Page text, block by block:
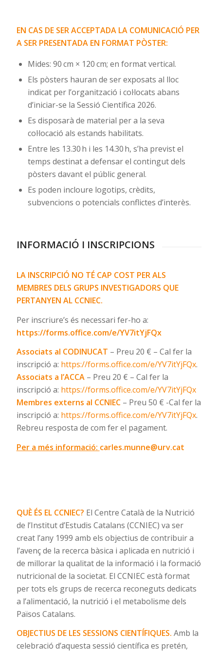
EN CAS DE SER ACCEPTADA LA COMUNICACIÓ PER
A SER PRESENTADA EN FORMAT PÒSTER:
Mides: 90 cm × 120 cm; en format vertical.
Els pòsters hauran de ser exposats al lloc
indicat per l’organització i col·locats abans
d’iniciar-se la Sessió Científica 2026.
Es disposarà de material per a la seva
col·locació als estands habilitats.
Entre les 13.30 h i les 14.30 h, s’ha previst el
temps destinat a defensar el contingut dels
pòsters davant el públic general.
Es poden incloure logotips, crèdits,
subvencions o potencials conflictes d’interès.
INFORMACIÓ I INSCRIPCIONS
LA INSCRIPCIÓ NO TÉ CAP COST PER ALS
MEMBRES DELS GRUPS INVESTIGADORS QUE
PERTANYEN AL CCNIEC.
Per inscriure’s és necessari fer-ho a:
https://forms.office.com/e/YV7itYjFQx
Associats al CODINUCAT – Preu 20 € – Cal fer la
inscripció a: https://forms.office.com/e/YV7itYjFQx.
Associats a l’ACCA– Preu 20 € – Cal fer la
inscripció a: https://forms.office.com/e/YV7itYjFQx
Membres externs al CCNIEC– Preu 50 € -Cal fer la
inscripció a: https://forms.office.com/e/YV7itYjFQx.
Rebreu resposta de com fer el pagament.
Per a més informació: carles.munne@urv.cat
QUÈ ÉS EL CCNIEC? El Centre Català de la Nutrició
de l’Institut d’Estudis Catalans (CCNIEC) va ser
creat l’any 1999 amb els objectius de contribuir a
l’avenç de la recerca bàsica i aplicada en nutrició i
de millorar la qualitat de la informació i la formació
nutricional de la societat. El CCNIEC està format
per tots els grups de recerca reconeguts dedicats
a l’alimentació, la nutrició i el metabolisme dels
Països Catalans.
OBJECTIUS DE LES SESSIONS CIENTÍFIQUES. Amb la
celebració d’aquesta sessió científica es pretén,